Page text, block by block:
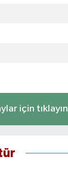
için tıklayın